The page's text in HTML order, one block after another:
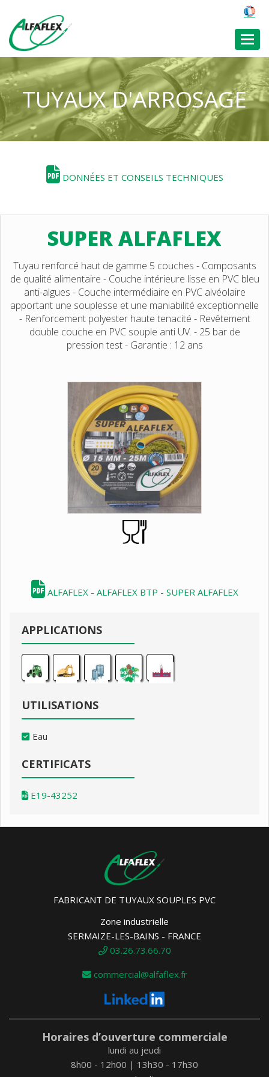
TUYAUX D'ARROSAGE
DONNÉES ET CONSEILS TECHNIQUES
SUPER ALFAFLEX
Tuyau renforcé haut de gamme 5 couches - Composants
de qualité alimentaire - Couche intérieure lisse en PVC bleu
anti-algues - Couche intermédiaire en PVC alvéolaire
apportant une souplesse et une maniabilité exceptionnelle
- Renforcement polyester haute tenacité - Revêtement
double couche en PVC souple anti UV. - 25 bar de
pression test - Garantie : 12 ans
ALFAFLEX - ALFAFLEX BTP - SUPER ALFAFLEX
APPLICATIONS
UTILISATIONS
Eau
CERTIFICATS
E19-43252
FABRICANT DE TUYAUX SOUPLES PVC
Zone industrielle
SERMAIZE-LES-BAINS - FRANCE
03.26.73.66.70
commercial@alfaflex.fr
Horaires d’ouverture commerciale
lundi au jeudi
8h00 - 12h00 | 13h30 - 17h30